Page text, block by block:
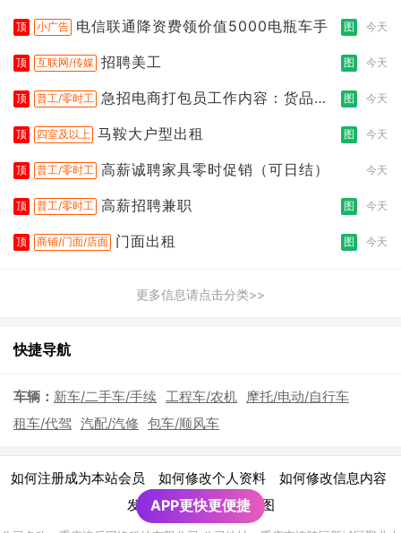
顶 小广告 电信联通降资费领价值5000电瓶车手 图 今天
顶 互联网/传媒 招聘美工 图 今天
顶 普工/零时工 急招电商打包员工作内容：货品分
图 今天
顶 四室及以上 马鞍大户型出租 图 今天
顶 普工/零时工 高薪诚聘家具零时促销（可日结） 今天
顶 普工/零时工 高薪招聘兼职 图 今天
顶 商铺/门面/店面 门面出租 图 今天
更多信息请点击分类>>
快捷导航
车辆： 新车/二手车/手续 工程车/农机 摩托/电动/自行车
租车/代驾 汽配/汽修 包车/顺风车
如何注册成为本站会员 如何修改个人资料 如何修改信息内容
发布广告须知 | 网站地图
APP更快更便捷